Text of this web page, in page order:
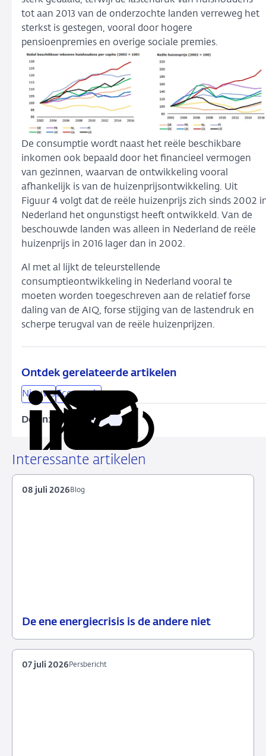
tot aan 2013 van de onderzochte landen verreweg het
sterkst is gestegen, vooral door hogere
pensioenpremies en overige sociale premies.
De consumptie wordt naast het reële beschikbare
inkomen ook bepaald door het financieel vermogen
van gezinnen, waarvan de ontwikkeling vooral
afhankelijk is van de huizenprijsontwikkeling. Uit
Figuur 4 volgt dat de reële huizenprijs zich sinds 2002
Nederland het ongunstigst heeft ontwikkeld. Van de
beschouwde landen was alleen in Nederland de reële
huizenprijs in 2016 lager dan in 2002.
Al met al lijkt de teleurstellende
consumptieontwikkeling in Nederland vooral te
moeten worden toegeschreven aan de relatief forse
daling van de AIQ, forse stijging van de lastendruk en
scherpe terugval van de reële huizenprijzen.
Ontdek gerelateerde artikelen
NieuwsEconomie
Delen:
Deel
LinkedIn
via
X
Deel
Facebook
Deel
e-
Kopieer
Interessante artikelen
De ene energiecrisis is de andere niet
2026
Blog
08 juli 2026
Persbericht
07 juli 2026